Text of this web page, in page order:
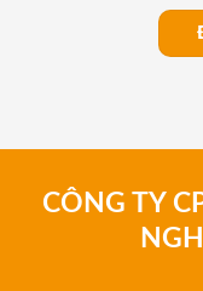
CÔNG TY